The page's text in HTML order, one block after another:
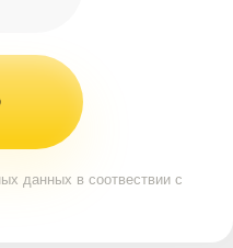
данных в соотвествии с